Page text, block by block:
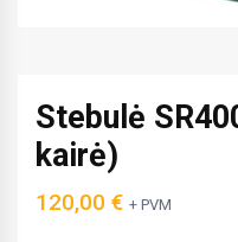
Stebulė
kairė)
120,00 € + PVM